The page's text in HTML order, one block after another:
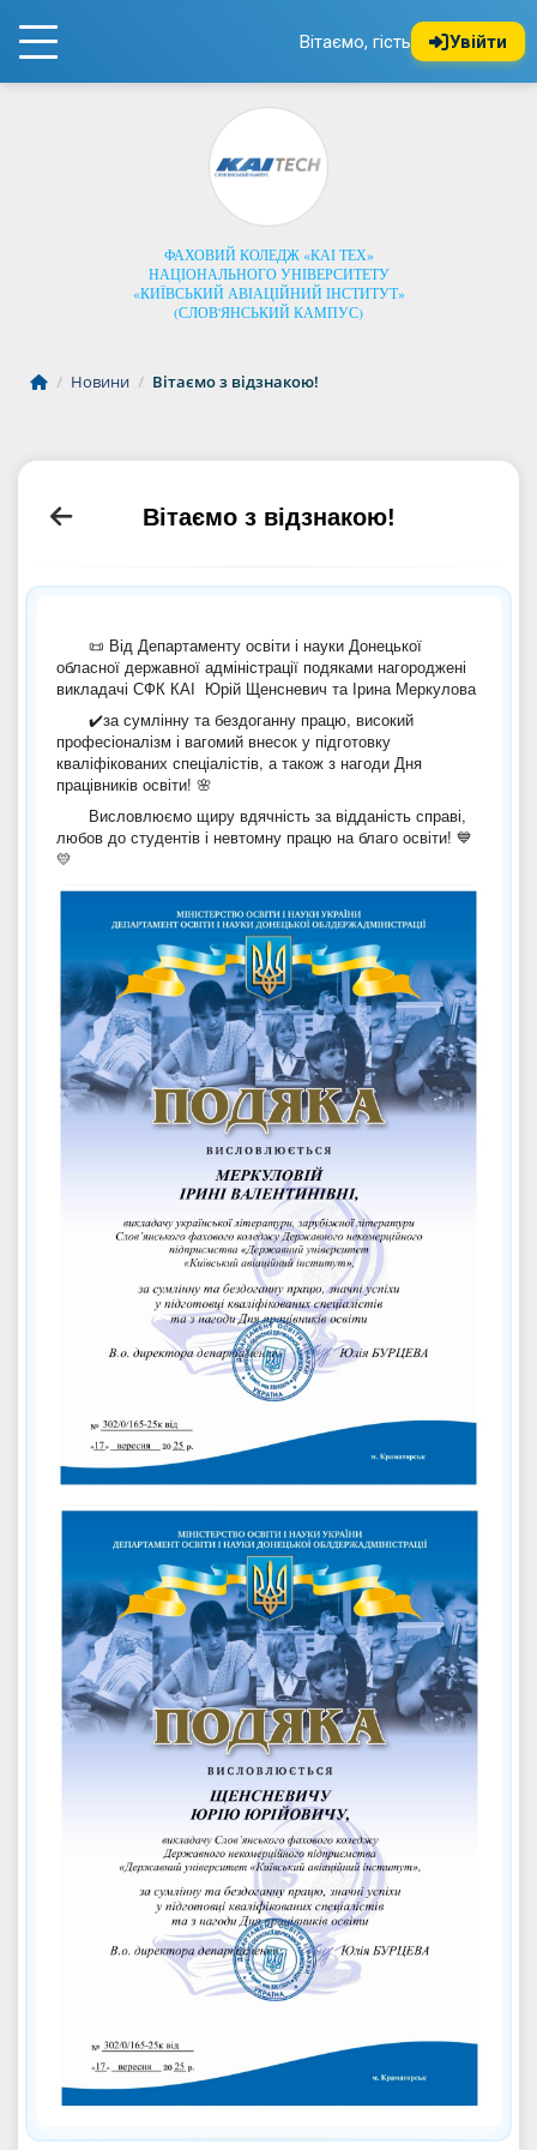
Вітаємо, гість Увійти
ФАХОВИЙ КОЛЕДЖ «КАІ ТЕХ»
НАЦІОНАЛЬНОГО УНІВЕРСИТЕТУ
«КИЇВСЬКИЙ АВІАЦІЙНИЙ ІНСТИТУТ»
(СЛОВ'ЯНСЬКИЙ КАМПУС)
/ Новини / Вітаємо з відзнакою!
Вітаємо з відзнакою!